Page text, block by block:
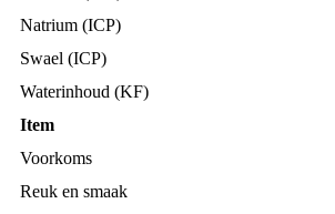
Natrium (ICP)
Swael (ICP)
Waterinhoud (KF)
Item
Voorkoms
Reuk en smaak